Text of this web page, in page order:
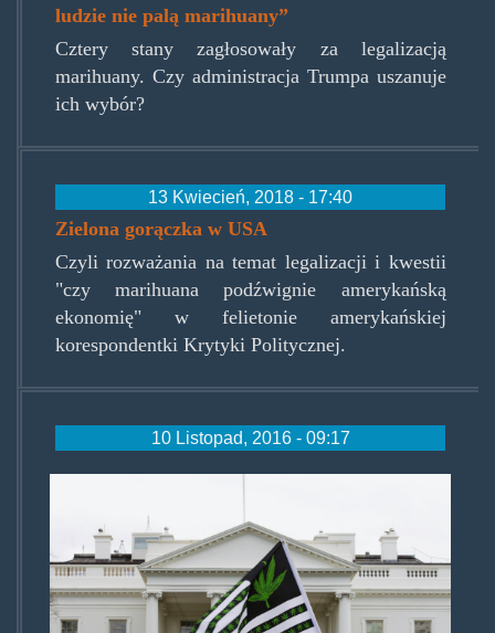
ludzie nie palą marihuany”
Cztery stany zagłosowały za legalizacją
marihuany. Czy administracja Trumpa uszanuje
ich wybór?
13 Kwiecień, 2018 - 17:40
Zielona gorączka w USA
Czyli rozważania na temat legalizacji i kwestii
"czy marihuana podźwignie amerykańską
ekonomię" w felietonie amerykańskiej
korespondentki Krytyki Politycznej.
10 Listopad, 2016 - 09:17